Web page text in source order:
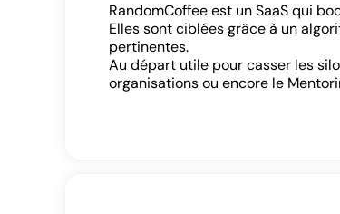
RandomCoffee est un SaaS qui
Elles sont ciblées grâce à un
pertinentes.
Au départ utile pour casser les
organisations ou encore le